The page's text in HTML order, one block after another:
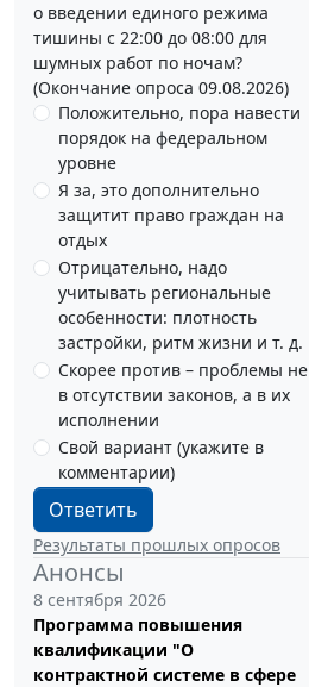
о введении единого режима
тишины с 22:00 до 08:00 для
шумных работ по ночам?
(Окончание опроса 09.08.2026)
Положительно, пора навести
порядок на федеральном
уровне
Я за, это дополнительно
защитит право граждан на
отдых
Отрицательно, надо
учитывать региональные
особенности: плотность
застройки, ритм жизни и т. д.
Скорее против – проблемы не
в отсутствии законов, а в их
исполнении
Свой вариант (укажите в
комментарии)
Ответить
Результаты прошлых опросов
Анонсы
8 сентября 2026
Программа повышения
квалификации "О
контрактной системе в сфере